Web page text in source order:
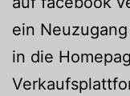
ein
in die